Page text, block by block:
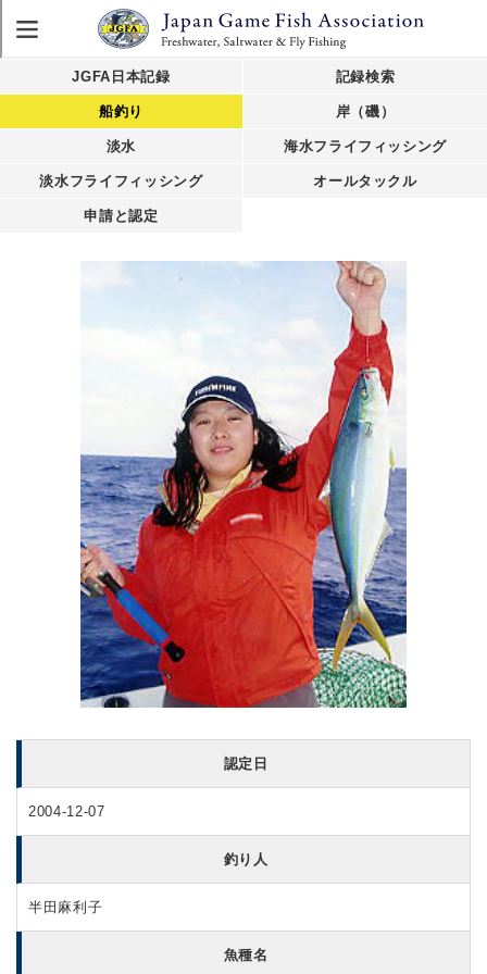
JGFA日本記録 記録検索
船釣り 岸（磯）
淡水 海水フライフィッシング
淡水フライフィッシング オールタックル
申請と認定
認定日
2004-12-07
釣り人
半田麻利子
魚種名